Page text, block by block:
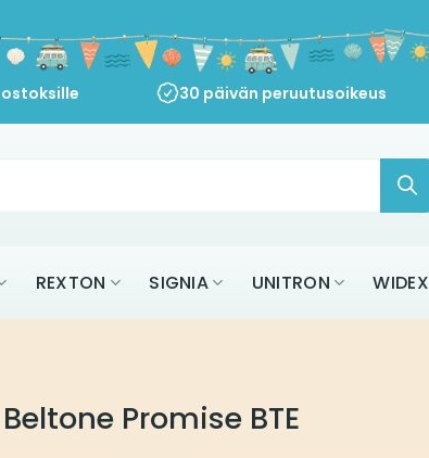
ostoksille 30 päivän peruutusoikeus
REXTON SIGNIA UNITRON WIDEX
Beltone Promise BTE